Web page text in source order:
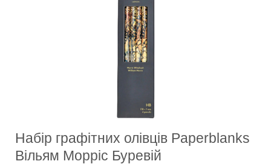
Набір графітних олівців Paperblanks
Вільям Морріс Буревій